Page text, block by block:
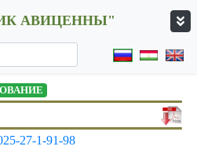
АВИЦЕННЫ"
27-1-91-98